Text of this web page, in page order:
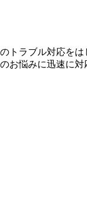
ラブル対応を
お悩みに迅速に対